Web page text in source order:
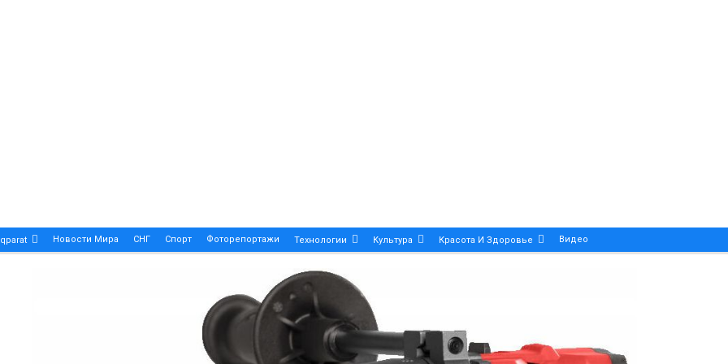
Новости Мира СНГ Спорт Фоторепортажи Технологии Культура Красота И Здоровье Видео
Patek Philippe Calatrava DATE – A True Symbol Of Elegance And Precision